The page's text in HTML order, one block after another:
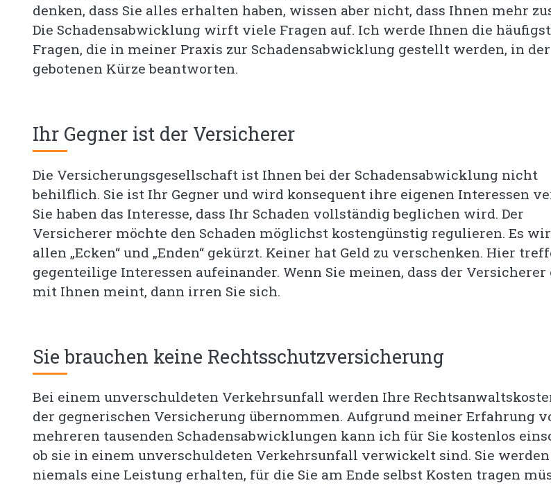
denken, dass Sie alles erhalten haben, wissen aber nicht, dass Ihnen mehr
Die Schadensabwicklung wirft viele Fragen auf. Ich werde Ihnen die
Fragen, die in meiner Praxis zur Schadensabwicklung gestellt werden, in der
gebotenen Kürze beantworten.
Ihr Gegner ist der Versicherer
Die Versicherungsgesellschaft ist Ihnen bei der Schadensabwicklung nicht
behilflich. Sie ist Ihr Gegner und wird konsequent ihre eigenen Interessen
Sie haben das Interesse, dass Ihr Schaden vollständig beglichen wird. Der
Versicherer möchte den Schaden möglichst kostengünstig regulieren. Es
allen „Ecken“ und „Enden“ gekürzt. Keiner hat Geld zu verschenken. Hier
gegenteilige Interessen aufeinander. Wenn Sie meinen, dass der Versicherer
mit Ihnen meint, dann irren Sie sich.
Sie brauchen keine Rechtsschutzversicherung
Bei einem unverschuldeten Verkehrsunfall werden Ihre
der gegnerischen Versicherung übernommen. Aufgrund meiner Erfahrung
mehreren tausenden Schadensabwicklungen kann ich für Sie kostenlos
ob sie in einem unverschuldeten Verkehrsunfall verwickelt sind. Sie
niemals eine Leistung erhalten, für die Sie am Ende selbst Kosten tragen